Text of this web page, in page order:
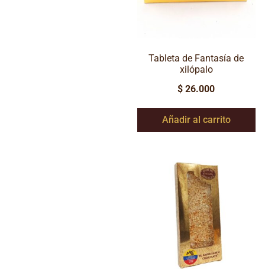
Tableta de Fantasía de
xilópalo
$ 26.000
Añadir al carrito